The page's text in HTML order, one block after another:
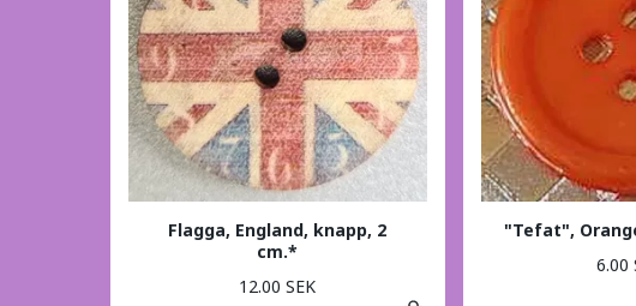
Flagga, England, knapp, 2
cm.*
12.00 SEK
"Tefat",
6.00